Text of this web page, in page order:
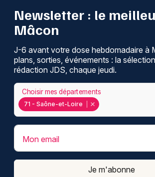
Newsletter : le
Mâcon
J-6 avant votre dose hebdomadaire à
plans, sorties, événements : la
rédaction JDS, chaque jeudi.
71 - Saône-et-Loire
Choisir mes départements
Mon email
Je m'abonne